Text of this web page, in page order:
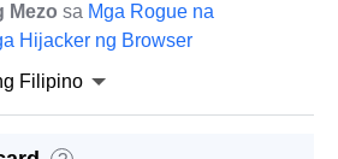
Mezo sa Mga Rogue na
Hijacker ng Browser
Filipino